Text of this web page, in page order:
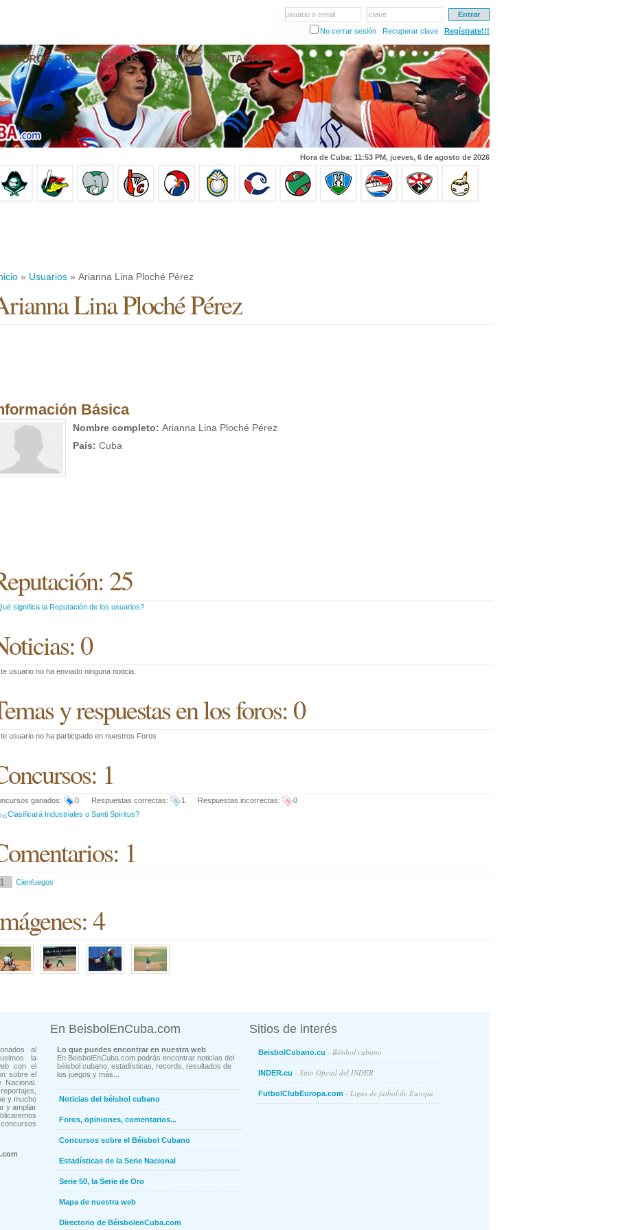
usuario o email
clave
No cerrar sesión
Recuperar clave Regístrate!!!
FOROS PRONÓSTICOS EN VIVO CONTACTO
Hora de Cuba: 11:53 PM, jueves, 6 de agosto de 2026
» Usuarios » Arianna Lina Ploché Pérez
Lina Ploché Pérez
Básica
Nombre completo: Arianna Lina Ploché Pérez
País: Cuba
25
significa la Reputación de los usuarios?
0
usuario no ha enviado ninguna noticia.
y respuestas en los foros: 0
usuario no ha participado en nuestros Foros
1
ganados: 0 Respuestas correctas: 1 Respuestas incorrectas:
0
¿Clasificará Industriales o Santi Spíritus?
1
1 Cienfuegos
4
al
la
con el
sobre el
y mucho
y ampliar
En BeisbolEnCuba.com
Lo que puedes encontrar en nuestra web
En BeisbolEnCuba.com podrás encontrar noticias del
béisbol cubano, estadísticas, records, resultados de
los juegos y más...
Noticias del béisbol cubano
Foros, opiniones, comentarios...
Concursos sobre el Béisbol Cubano
Estadísticas de la Serie Nacional
Serie 50, la Serie de Oro
Mapa de nuestra web
Directorio de BéisbolenCuba.com
Sitios de interés
BeisbolCubano.cu - Béisbol cubano
INDER.cu - Sitio Oficial del INDER
FutbolClubEuropa.com - Ligas de futbol de Europa